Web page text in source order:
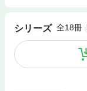
シリーズ 全18冊